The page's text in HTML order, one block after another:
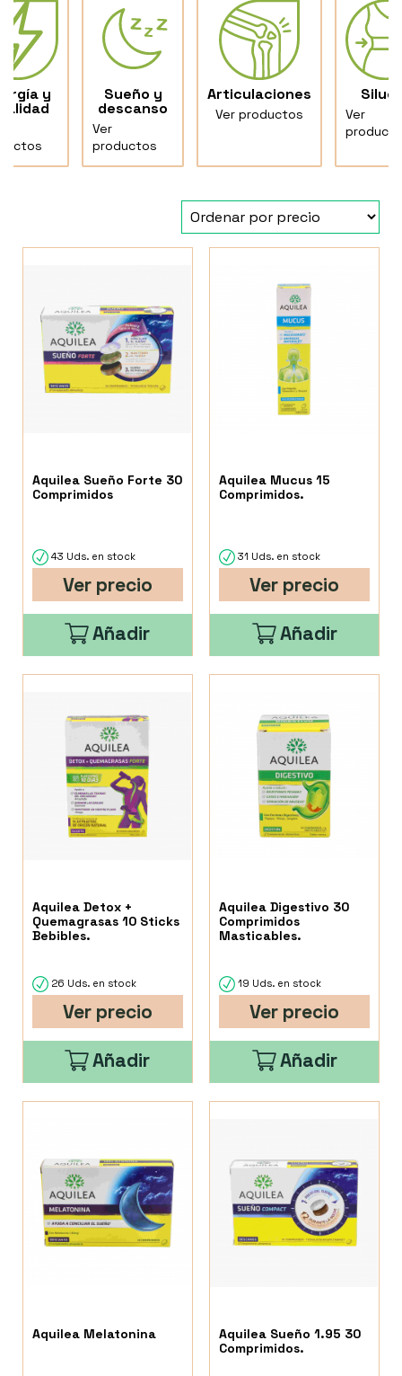
y Sueño y
descanso
Ver
productos
Articulaciones
Ver productos
Ver
Aquilea Sueño Forte 30
Comprimidos
43 Uds. en stock
Ver precio
Añadir
Aquilea Mucus 15
Comprimidos.
31 Uds. en stock
Ver precio
Añadir
Aquilea Detox +
Quemagrasas 10 Sticks
Bebibles.
26 Uds. en stock
Ver precio
Añadir
Aquilea Digestivo 30
Comprimidos
Masticables.
19 Uds. en stock
Ver precio
Añadir
Aquilea Melatonina
Aquilea Sueño 1.95 30
Comprimidos.